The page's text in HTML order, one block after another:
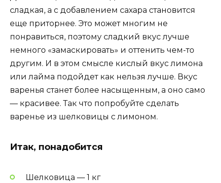
сладкая, а с добавлением сахара становится
еще приторнее. Это может многим не
понравиться, поэтому сладкий вкус лучше
немного «замаскировать» и оттенить чем-то
другим. И в этом смысле кислый вкус лимона
или лайма подойдет как нельзя лучше. Вкус
варенья станет более насыщенным, а оно само
— красивее. Так что попробуйте сделать
варенье из шелковицы с лимоном.
Итак, понадобится
Шелковица — 1 кг